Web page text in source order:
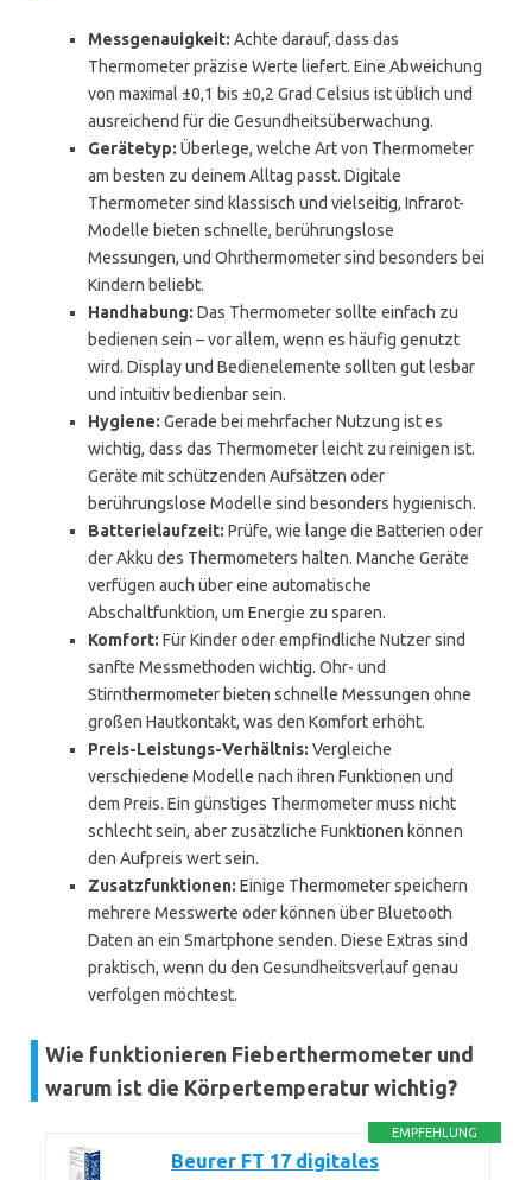
Messgenauigkeit: Achte darauf, dass das
Thermometer präzise Werte liefert. Eine Abweichung
von maximal ±0,1 bis ±0,2 Grad Celsius ist üblich und
ausreichend für die Gesundheitsüberwachung.
Gerätetyp: Überlege, welche Art von Thermometer
am besten zu deinem Alltag passt. Digitale
Thermometer sind klassisch und vielseitig, Infrarot-
Modelle bieten schnelle, berührungslose
Messungen, und Ohrthermometer sind besonders bei
Kindern beliebt.
Handhabung: Das Thermometer sollte einfach zu
bedienen sein – vor allem, wenn es häufig genutzt
wird. Display und Bedienelemente sollten gut lesbar
und intuitiv bedienbar sein.
Hygiene: Gerade bei mehrfacher Nutzung ist es
wichtig, dass das Thermometer leicht zu reinigen ist.
Geräte mit schützenden Aufsätzen oder
berührungslose Modelle sind besonders hygienisch.
Batterielaufzeit: Prüfe, wie lange die Batterien oder
der Akku des Thermometers halten. Manche Geräte
verfügen auch über eine automatische
Abschaltfunktion, um Energie zu sparen.
Komfort: Für Kinder oder empfindliche Nutzer sind
sanfte Messmethoden wichtig. Ohr- und
Stirnthermometer bieten schnelle Messungen ohne
großen Hautkontakt, was den Komfort erhöht.
Preis-Leistungs-Verhältnis: Vergleiche
verschiedene Modelle nach ihren Funktionen und
dem Preis. Ein günstiges Thermometer muss nicht
schlecht sein, aber zusätzliche Funktionen können
den Aufpreis wert sein.
Zusatzfunktionen: Einige Thermometer speichern
mehrere Messwerte oder können über Bluetooth
Daten an ein Smartphone senden. Diese Extras sind
praktisch, wenn du den Gesundheitsverlauf genau
verfolgen möchtest.
Wie funktionieren Fieberthermometer und
warum ist die Körpertemperatur wichtig?
EMPFEHLUNG
Beurer FT 17 digitales